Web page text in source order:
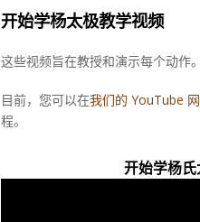
开始学杨太极教学视频
这些视频旨在教授和演示每个动作
目前，您可以在我们的 YouTube
程。
开始学杨